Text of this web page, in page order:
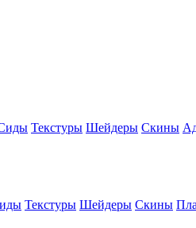
Текстуры Шейдеры Скины
Текстуры Шейдеры Скины